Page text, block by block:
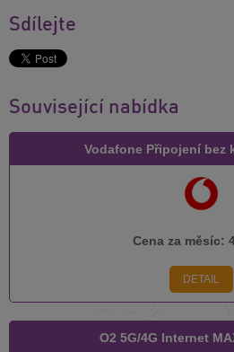
Sdílejte
Související nabídka
Vodafone Připojení bez
Cena za měsíc:
DETAIL
O2 5G/4G Internet